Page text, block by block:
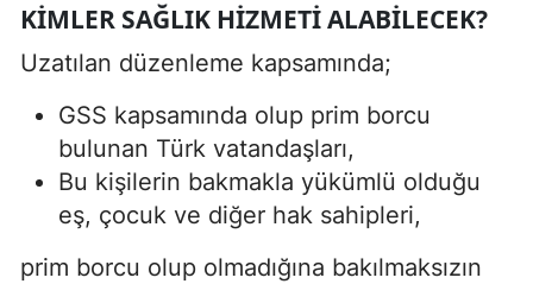
KIMLER SAĞLIK HIZMETI ALABILECEK?
Uzatılan düzenleme kapsamında;
GSS kapsamında olup prim borcu
bulunan Türk vatandaşları,
Bu kişilerin bakmakla yükümlü olduğu
eş, çocuk ve diğer hak sahipleri,
prim borcu olup olmadığına bakılmaksızın